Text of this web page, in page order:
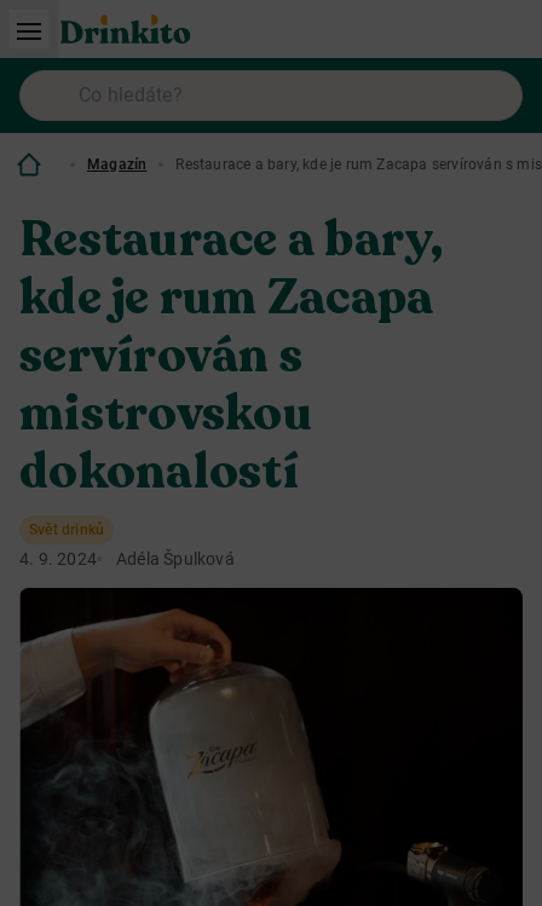
Magazín Restaurace a bary, kde je rum Zacapa servírován s
Restaurace a bary,
kde je rum Zacapa
servírován s
mistrovskou
dokonalostí
Svět drinků
4. 9. 2024 Adéla Špulková